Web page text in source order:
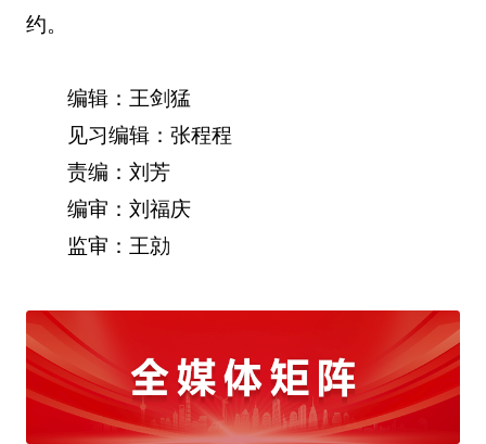
约。
编辑：王剑猛
见习编辑：张程程
责编：刘芳
编审：刘福庆
监审：王勍